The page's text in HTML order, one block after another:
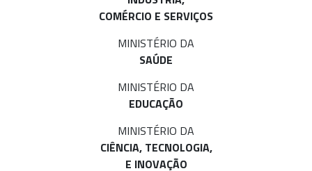
COMÉRCIO E SERVIÇOS
MINISTÉRIO DA
SAÚDE
MINISTÉRIO DA
EDUCAÇÃO
MINISTÉRIO DA
CIÊNCIA, TECNOLOGIA,
E INOVAÇÃO